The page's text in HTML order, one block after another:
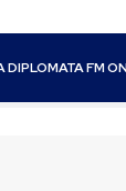
DIPLOMATA FM